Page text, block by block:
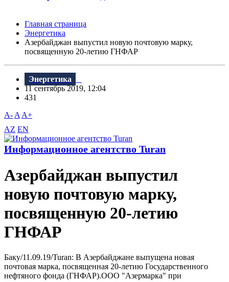
Главная страница
Энергетика
Азербайджан выпустил новую почтовую марку,
посвященную 20-летию ГНФАР
Энергетика
11 сентябрь 2019, 12:04
431
A- A A+
AZ EN
Информационное агентство Turan
Азербайджан выпустил
новую почтовую марку,
посвященную 20-летию
ГНФАР
Баку/11.09.19/Turan: B Азербайджане выпущена новая
почтовая марка, посвященная 20-летию Государственного
нефтяного фонда (ГНФАР).ООО "Азермарка" при